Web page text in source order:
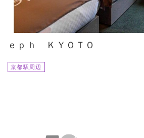
ｅｐｈ ＫＹＯＴＯ
京都駅周辺